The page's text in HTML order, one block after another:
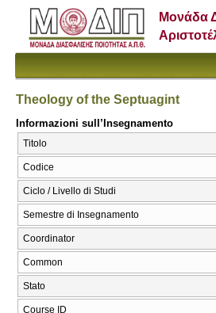
Μονάδα
Theology of the Septuagint
Informazioni sull’Insegnamento
Titolo
Codice
Ciclo / Livello di Studi
Semestre di Insegnamento
Coordinator
Common
Stato
Course ID